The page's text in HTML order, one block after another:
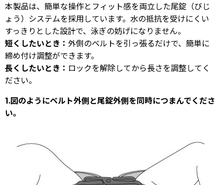
本製品は、簡単な操作とフィット感を両立した尾錠（びじ
ょう）システムを採用しています。水の抵抗を受けにくい
すっきりとした設計で、泳ぎの妨げになりません。
短くしたいとき： 外側のベルトを引っ張るだけで、簡単に
締め付け調整ができます。
長くしたいとき： ロックを解除してから長さを調整してく
ださい。
1.図のようにベルト外側と尾錠外側を同時につまんでくださ
い。